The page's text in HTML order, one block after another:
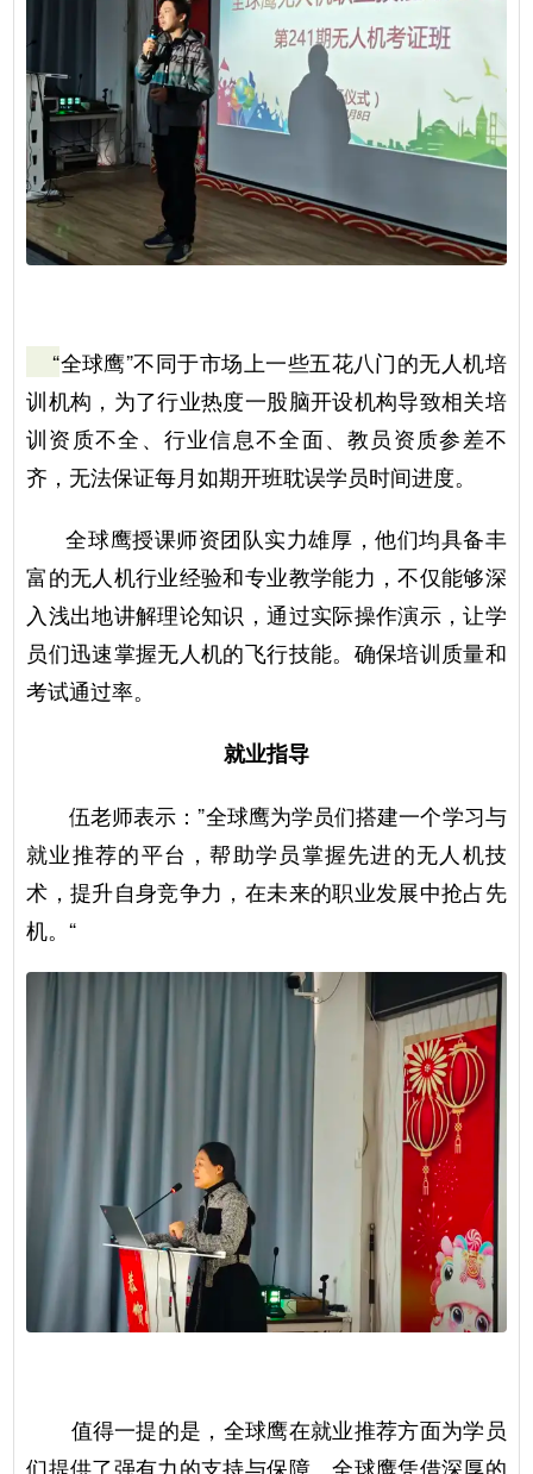
“全球鹰”不同于市场上一些五花八门的无人机培
训机构，为了行业热度一股脑开设机构导致相关培
训资质不全、行业信息不全面、教员资质参差不
齐，无法保证每月如期开班耽误学员时间进度。
全球鹰授课师资团队实力雄厚，他们均具备丰
富的无人机行业经验和专业教学能力，不仅能够深
入浅出地讲解理论知识，通过实际操作演示，让学
员们迅速掌握无人机的飞行技能。确保培训质量和
考试通过率。
就业指导
伍老师表示：”全球鹰为学员们搭建一个学习与
就业推荐的平台，帮助学员掌握先进的无人机技
术，提升自身竞争力，在未来的职业发展中抢占先
机。“
值得一提的是，全球鹰在就业推荐方面为学员
们提供了强有力的支持与保障。全球鹰凭借深厚的